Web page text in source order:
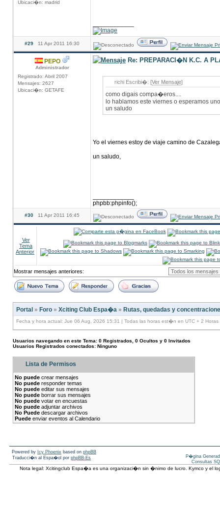
Ubicaci�n: madrid
#29 11 Apr 2011 16:30
PEPO
Administrador
Registrado: Abril 2007
Mensajes: 2627
Ubicaci�n: GETAFE
Re: PREPARACI�N K.C. A
richi Escribi�: [Ver Mensaje]
como digais compa�eros....
lo hablamos este viernes o esperamos
un saludo
Yo el viernes estoy de viaje camino de
un saludo,
phpbb:phpinfo();
#30 11 Apr 2011 16:45
Ver
Tema
Anterior
Mostrar mensajes anteriores:
Portal » Foro » Xciting Club Espa�a » Rutas, quedadas y
Fecha y hora actual: Jue 06 Aug, 2026 15:31 | Todas las horas est�n en UTC + 2 Horas
Usuarios navegando en este Tema: 0 Registrados, 0 Ocultos y 0 Invitados
Usuarios Registrados conectados: Ninguno
Lista de Permisos
No puede crear mensajes
No puede responder temas
No puede editar sus mensajes
No puede borrar sus mensajes
No puede votar en encuestas
No puede adjuntar archivos
No Puede descargar archivos
Puede enviar eventos al Calendario
Powered by Icy Phoenix based on phpBB
Traducci�n al Espa�ol por phpBB-Es
P�gina
Consultas
Nota legal: Xcitingclub Espa�a es una organizaci�n sin �nimo de lucro. Kymco y el